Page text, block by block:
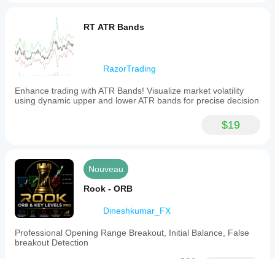
RT ATR Bands
RazorTrading
Enhance trading with ATR Bands! Visualize market volatility
using dynamic upper and lower ATR bands for precise decision
$19
Nouveau
Rook - ORB
Dineshkumar_FX
Professional Opening Range Breakout, Initial Balance, False
breakout Detection